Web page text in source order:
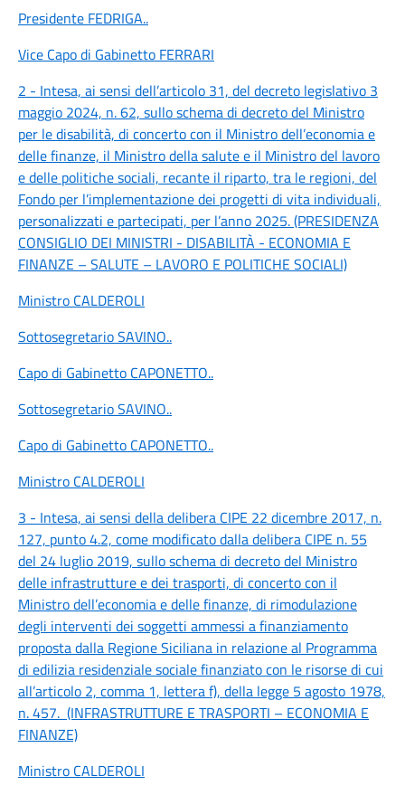
Presidente FEDRIGA..
Vice Capo di Gabinetto FERRARI
2 - Intesa, ai sensi dell’articolo 31, del decreto legislativo 3
maggio 2024, n. 62, sullo schema di decreto del Ministro
per le disabilità, di concerto con il Ministro dell’economia e
delle finanze, il Ministro della salute e il Ministro del lavoro
e delle politiche sociali, recante il riparto, tra le regioni, del
Fondo per l’implementazione dei progetti di vita individuali,
personalizzati e partecipati, per l’anno 2025. (PRESIDENZA
CONSIGLIO DEI MINISTRI - DISABILITÀ - ECONOMIA E
FINANZE – SALUTE – LAVORO E POLITICHE SOCIALI)
Ministro CALDEROLI
Sottosegretario SAVINO..
Capo di Gabinetto CAPONETTO..
Sottosegretario SAVINO..
Capo di Gabinetto CAPONETTO..
Ministro CALDEROLI
3 - Intesa, ai sensi della delibera CIPE 22 dicembre 2017, n.
127, punto 4.2, come modificato dalla delibera CIPE n. 55
del 24 luglio 2019, sullo schema di decreto del Ministro
delle infrastrutture e dei trasporti, di concerto con il
Ministro dell’economia e delle finanze, di rimodulazione
degli interventi dei soggetti ammessi a finanziamento
proposta dalla Regione Siciliana in relazione al Programma
di edilizia residenziale sociale finanziato con le risorse di cui
all’articolo 2, comma 1, lettera f), della legge 5 agosto 1978,
n. 457. (INFRASTRUTTURE E TRASPORTI – ECONOMIA E
FINANZE)
Ministro CALDEROLI